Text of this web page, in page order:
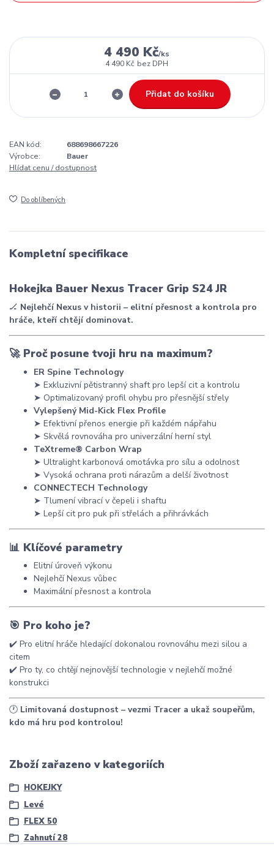
4 490 Kč/ks
4 490 Kč bez DPH
Přidat do košíku
EAN kód:
688698667226
Výrobce:
Bauer
Hlídat cenu / dostupnost
Do oblíbených
Kompletní specifikace
Hokejka Bauer Nexus Tracer Grip S24 JR
🏒 Nejlehčí Nexus v historii – elitní přesnost a kontrola pro
hráče, kteří chtějí dominovat.
🚀 Proč posune tvoji hru na maximum?
ER Spine Technology
➤ Exkluzivní pětistranný shaft pro lepší cit a kontrolu
➤ Optimalizovaný profil ohybu pro přesnější střely
Vylepšený Mid-Kick Flex Profile
➤ Efektivní přenos energie při každém nápřahu
➤ Skvělá rovnováha pro univerzální herní styl
TeXtreme® Carbon Wrap
➤ Ultralight karbonová omotávka pro sílu a odolnost
➤ Vysoká ochrana proti nárazům a delší životnost
CONNECTECH Technology
➤ Tlumení vibrací v čepeli i shaftu
➤ Lepší cit pro puk při střelách a přihrávkách
📊 Klíčové parametry
Elitní úroveň výkonu
Nejlehčí Nexus vůbec
Maximální přesnost a kontrola
🎯 Pro koho je?
✔️ Pro elitní hráče hledající dokonalou rovnováhu mezi silou a
citem
✔️ Pro ty, co chtějí nejnovější technologie v nejlehčí možné
konstrukci
🕐 Limitovaná dostupnost – vezmi Tracer a ukaž soupeřům,
kdo má hru pod kontrolou!
Zboží zařazeno v kategoriích
HOKEJKY
Levé
FLEX 50
Zahnutí 28